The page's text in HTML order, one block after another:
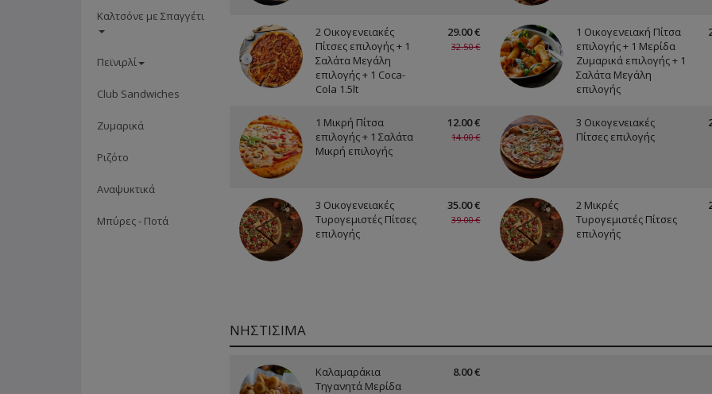
Καλτσόνε με Σπαγγέτι
Πεϊνιρλί
Club Sandwiches
Ζυμαρικά
Ριζότο
Αναψυκτικά
Μπύρες - Ποτά
2 Οικογενειακές
Πίτσες επιλογής + 1
Σαλάτα Μεγάλη
επιλογής + 1 Coca-
Cola 1.5lt
29.00 €
32.50 €
1 Οικογενειακή Πίτσα
επιλογής + 1 Μερίδα
Ζυμαρικά επιλογής + 1
Σαλάτα Μεγάλη
επιλογής
1 Μικρή Πίτσα
επιλογής + 1 Σαλάτα
Μικρή επιλογής
12.00 €
14.00 €
3 Οικογενειακές
Πίτσες επιλογής
3 Οικογενειακές
Τυρογεμιστές Πίτσες
επιλογής
35.00 €
39.00 €
2 Μικρές
Τυρογεμιστές Πίτσες
επιλογής
ΝΗΣΤΙΣΙΜΑ
Καλαμαράκια
Τηγανητά Μερίδα
8.00 €